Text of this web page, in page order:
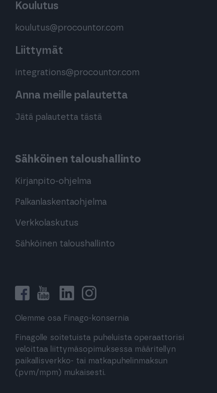
Koulutus
koulutus@procountor.com
Liittymät
integrations@procountor.com
Anna meille palautetta
Jätä palautetta tästä
Sähköinen taloushallinto
Kirjanpito-ohjelma
Palkanlaskentaohjelma
Verkkolaskutus
Sähköinen taloushallinto
Olemme osa Finago-konsernia
Finagolle soitetuista puheluista operaattorisi
veloittaa liittymäsopimuksessa määritellyn
paikallisverkko- tai matkapuhelinmaksun
(pvm/mpm) mukaisesti.